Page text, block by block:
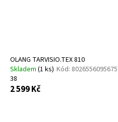
OLANG TARVISIO.TEX 810
Skladem (1 ks) Kód: 8026556095675
38
2 599 Kč